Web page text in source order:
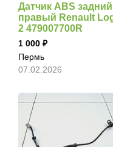
Датчик ABS задний
правый Renault
2 479007700R
1 000
Пермь
07.02.2026